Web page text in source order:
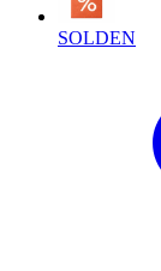
SOLDEN